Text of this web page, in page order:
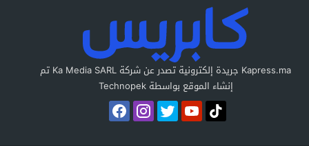
Kapress.ma جريدة إلكترونية تصدر عن شركة Ka Media SARL تم
إنشاء الموقع بواسطة Technopek